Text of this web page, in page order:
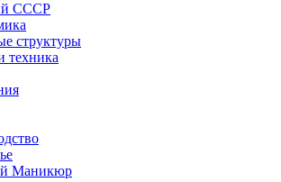
СССР
структуры
техника
Маникюр